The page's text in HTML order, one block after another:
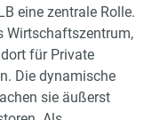
eine zentrale Rolle.
Wirtschaftszentrum,
für Private
Die dynamische
sie äußerst